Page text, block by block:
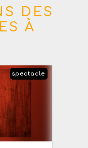
DES
À
spectacle